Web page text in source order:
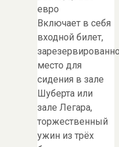
евро
Включает в себя
входной билет,
место для
сидения в зале
Шуберта или
зале Легара,
торжественный
ужин из трёх